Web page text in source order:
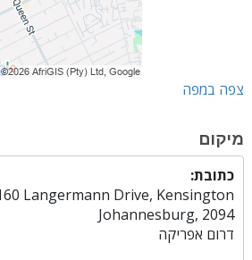
צפה במפה
מיקום
כתובת:
Langermann Drive, Kensington
Johannesburg, 2094
דרום אפריקה